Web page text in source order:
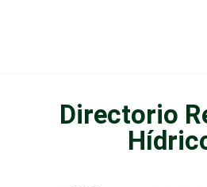
Directorio